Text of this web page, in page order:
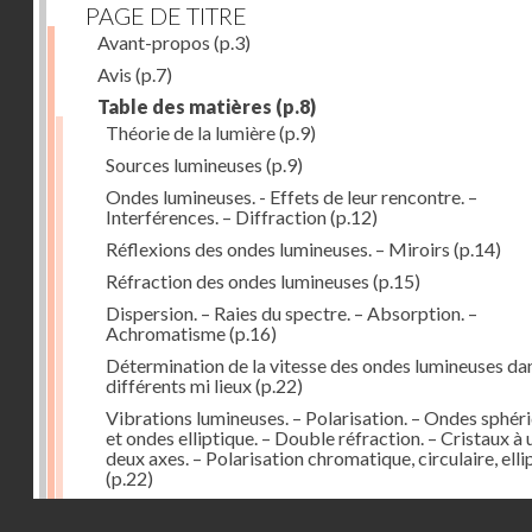
PAGE DE TITRE
Avant-propos (p.3)
Avis (p.7)
Table des matières (p.8)
Théorie de la lumière(p.9)
Sources lumineuses (p.9)
Ondes lumineuses. - Effets de leur rencontre. –
Interférences. – Diffraction(p.12)
Réflexions des ondes lumineuses. – Miroirs (p.14)
Réfraction des ondes lumineuses (p.15)
Dispersion. – Raies du spectre. – Absorption. –
Achromatisme(p.16)
Détermination de la vitesse des ondes lumineuses
différents mi lieux(p.22)
Vibrations lumineuses. – Polarisation. – Ondes
et ondes elliptique. – Double réfraction. – Cristaux à
deux axes. – Polarisation chromatique, circulaire,
(p.22)